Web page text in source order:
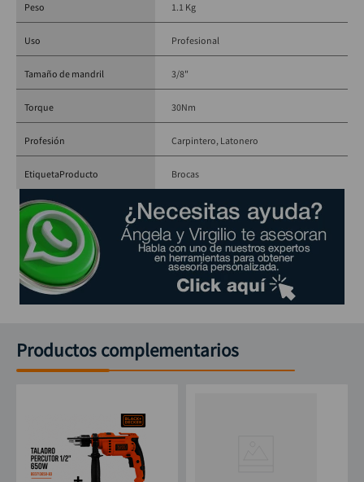
Peso 1.1 Kg
Uso Profesional
Tamaño de mandril 3/8"
Torque 30Nm
Profesión Carpintero Latonero
EtiquetaProducto Brocas
Productos complementarios